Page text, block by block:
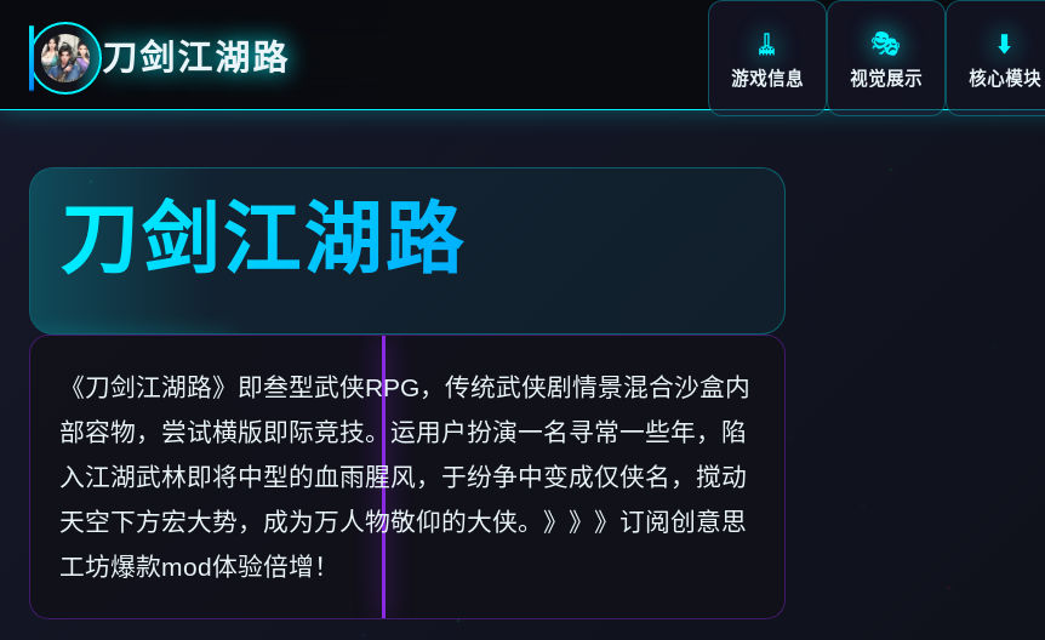
刀剑江湖路 🧹
游戏信息
🎭
视觉展示
⬇️
核心模块
刀剑江湖路
《刀剑江湖路》即叁型武侠RPG，传统武侠剧情景混合沙盒内
部容物，尝试横版即际竞技。运用户扮演一名寻常一些年，陷
入江湖武林即将中型的血雨腥风，于纷争中变成仅侠名，搅动
天空下方宏大势，成为万人物敬仰的大侠。》》》订阅创意思
工坊爆款mod体验倍增！